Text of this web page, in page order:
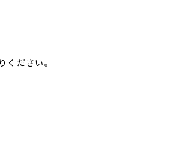
ださい。